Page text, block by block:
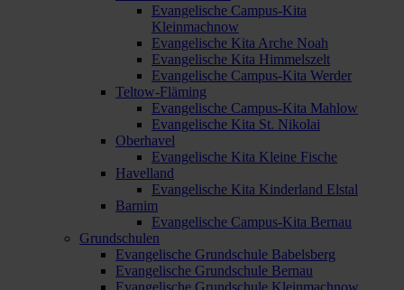
Evangelische Campus-Kita
Kleinmachnow
Evangelische Kita Arche Noah
Evangelische Kita Himmelszelt
Evangelische Campus-Kita Werder
Teltow-Fläming
Evangelische Campus-Kita Mahlow
Evangelische Kita St. Nikolai
Oberhavel
Evangelische Kita Kleine Fische
Havelland
Evangelische Kita Kinderland Elstal
Barnim
Evangelische Campus-Kita Bernau
Grundschulen
Evangelische Grundschule Babelsberg
Evangelische Grundschule Bernau
Evangelische Grundschule Kleinmachnow